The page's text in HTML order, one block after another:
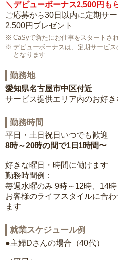
＼デビューボーナス2,500円も
ご応募から30日以内に定期サ
2,500円プレゼント
CaSyで新たにお仕事をスタートさ
デビューボーナスは、定期サービ
となります
勤務地
愛知県名古屋市中区付近
サービス提供エリア内のお好き
勤務時間
平日・土日祝日いつでも歓迎
8時～20時の間で1日1時間〜
好きな曜日・時間に働けます
勤務時間例：
毎週水曜のみ 9時～12時、14
お客様のライフスタイルに合
ます
就業スケジュール例
●主婦Dさんの場合（40代）